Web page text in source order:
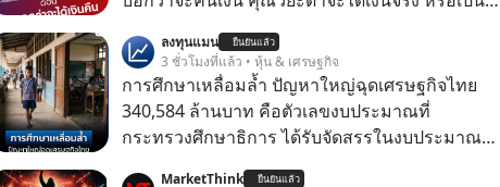
จ้องจะทำลายมัน เขาถึงขั้นต้องเขียนจดหมายเปิด
ผนึกขอร้องคนทั้งอินเทอร์เน็ตให้ช่วยหยุดยั้งดีลนี้!
เกิดอะไรขึ้นหลังจากการควบรวมกิจการครั้ง
ประวัติศาสตร์? ยักษ์ใหญ่ตั้งใจซื้อไปพัฒนาต่อ หรือ
แค่ซื้อไป “ฆ่า” ให้พ้นทางกันแน่? และทำไมจุดจบ
ของเรื่องนี้ ถึงเป็นการฆาตกรรมแบบสโลว์โมชันที่
ไม่มีแม้แต่ศพให้เห็น? เลือกฟังกันได้เลยนะครับ อย่า
ตอน “เขาบอกว่าจะได้เงินคืน” #ป้าเก๋าเล่ากลโกง
#แก้เกมกลโกง #อยู่อย่างยั่งยืน #Cybersecurity
#เตือนภัยออนไลน์
ลงทุนแมน ยืนยันแล้ว
3 ชั่วโมงที่แล้ว • หุ้น & เศรษฐกิจ
การศึกษาเหลื่อมล้ำ ปัญหาใหญ่ฉุดเศรษฐกิจไทย
340,584 ล้านบาท คือตัวเลขงบประมาณที่
กระทรวงศึกษาธิการ ได้รับจัดสรรในงบประมาณ
MarketThink ยืนยันแล้ว